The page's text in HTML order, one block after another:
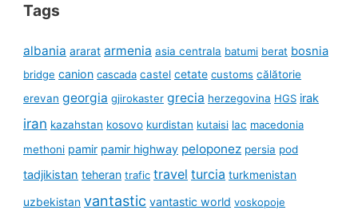
Tags
albania ararat armenia asia centrala batumi berat bosnia
bridge canion cascada castel cetate customs călătorie
erevan georgia gjirokaster grecia herzegovina HGS irak
iran kazahstan kosovo kurdistan kutaisi lac macedonia
methoni pamir pamir highway peloponez persia pod
tadjikistan teheran trafic travel turcia turkmenistan
uzbekistan vantastic vantastic world voskopoje